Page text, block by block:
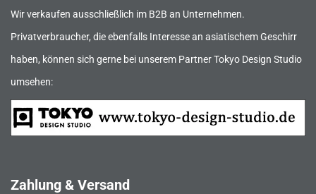
Wir verkaufen ausschließlich im B2B an Unternehmen.
Privatverbraucher, die ebenfalls Interesse an asiatischem Geschirr
haben, können sich gerne bei unserem Partner Tokyo Design Studio
umsehen:
Zahlung & Versand